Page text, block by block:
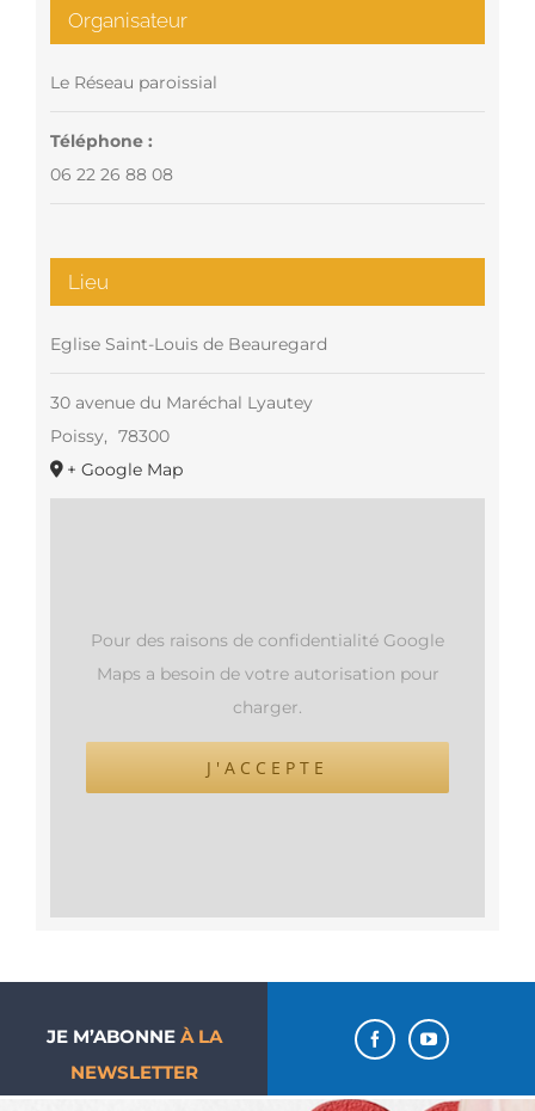
Organisateur
Le Réseau paroissial
Téléphone :
06 22 26 88 08
Lieu
Eglise Saint-Louis de Beauregard
30 avenue du Maréchal Lyautey
Poissy, 78300
+ Google Map
Pour des raisons de confidentialité Google
Maps a besoin de votre autorisation pour
charger.
J'ACCEPTE
JE M’ABONNE À LA
NEWSLETTER